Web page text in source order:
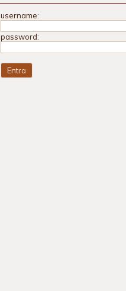
username:
password: